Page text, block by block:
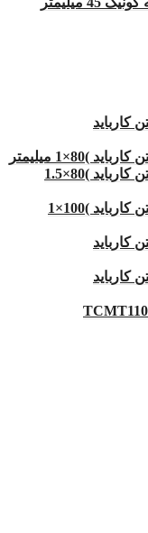
کارباید
میلیمتر
فرز اره ای تمام الماس ( تنگستن کارباید )80×1.5
فرز اره ای تمام الماس ( تنگستن کارباید )100×1
کارباید
کارباید